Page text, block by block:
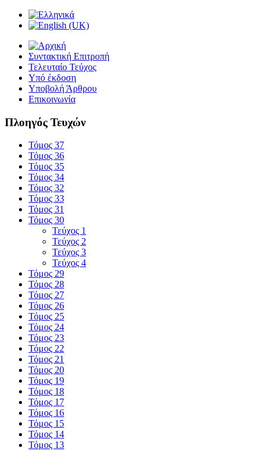
Συντακτική Επιτροπή
Τελευταίο Τεύχος
Υπό έκδοση
Υποβολή Άρθρου
Επικοινωνία
Πλοηγός Τευχών
Τόμος 37
Τόμος 36
Τόμος 35
Τόμος 34
Τόμος 32
Τόμος 33
Τόμος 31
Τόμος 30
Τεύχος 1
Τεύχος 2
Τεύχος 3
Τεύχος 4
Τόμος 29
Τόμος 28
Τόμος 27
Τόμος 26
Τόμος 25
Τόμος 24
Τόμος 23
Τόμος 22
Τόμος 21
Τόμος 20
Τόμος 19
Τόμος 18
Τόμος 17
Τόμος 16
Τόμος 15
Τόμος 14
Τόμος 13